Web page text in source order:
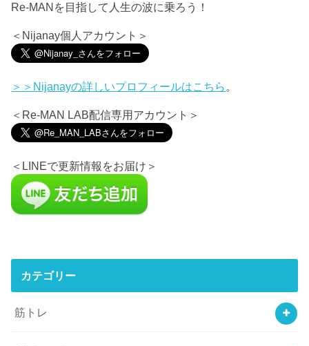
Re-MANを目指して人生の波に乗ろう！
＜Nijanay個人アカウント＞
＞＞Nijanayの詳しいプロフィールはこちら 。
＜Re-MAN LAB配信専用アカウント＞
＜LINEで更新情報をお届け＞
カテゴリー
筋トレ